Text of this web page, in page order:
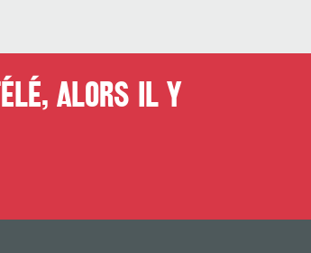
alors il y